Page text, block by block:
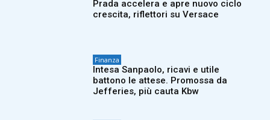
Prada accelera e apre nuovo ciclo
crescita, riflettori su Versace
Finanza
Intesa Sanpaolo, ricavi e utile
battono le attese. Promossa da
Jefferies, più cauta Kbw